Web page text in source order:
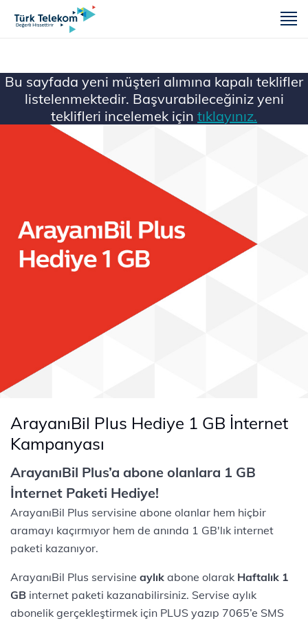
Bu sayfada yeni müşteri alımına kapalı teklifler
listelenmektedir. Başvurabileceğiniz yeni
teklifleri incelemek için tıklayınız.
ArayanıBil Plus Hediye 1 GB İnternet
Kampanyası
ArayanıBil Plus’a abone olanlara 1 GB
İnternet Paketi Hediye!
ArayanıBil Plus servisine abone olanlar hem hiçbir
aramayı kaçırmıyor hem de anında 1 GB'lık internet
paketi kazanıyor.
ArayanıBil Plus servisine aylık abone olarak Haftalık 1
GB internet paketi kazanabilirsiniz. Servise aylık
abonelik gerçekleştirmek için PLUS yazıp 7065’e SMS